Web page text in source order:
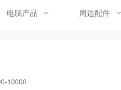
电脑产品 周边配件
10000